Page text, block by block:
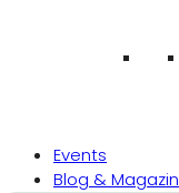
Events
Blog & Magazin